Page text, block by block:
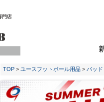
TOP > ユースフットボール用品 > パッド